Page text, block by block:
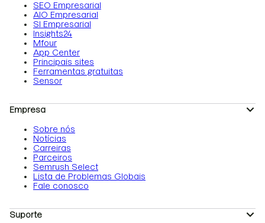
SEO Empresarial
AIO Empresarial
SI Empresarial
Insights24
Mfour
App Center
Principais sites
Ferramentas gratuitas
Sensor
Empresa
Sobre nós
Notícias
Carreiras
Parceiros
Semrush Select
Lista de Problemas Globais
Fale conosco
Suporte